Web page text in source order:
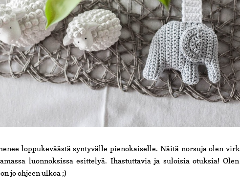
loppukeväästä syntyvälle pienokaiselle. Näitä norsuja olen
luonnoksissa esittelyä. Ihastuttavia ja suloisia otuksia!
jo ohjeen ulkoa ;)